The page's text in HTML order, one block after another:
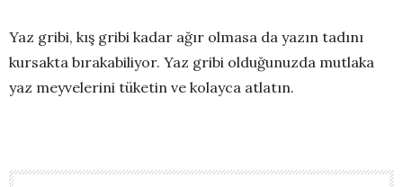
Yaz gribi, kış gribi kadar ağır olmasa da yazın tadını
kursakta bırakabiliyor. Yaz gribi olduğunuzda mutlaka
yaz meyvelerini tüketin ve kolayca atlatın.